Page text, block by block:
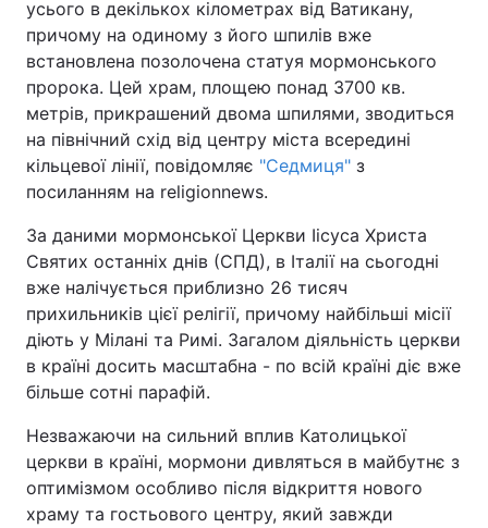
Київ Львів
Дніпро Харків
Одеса
Спорт Наука
Техно і зв'язок Лайт
Зброя Інциденти
Здоров'я
Цікавинки Погода
Відео з Youtube Статті
усього в декількох кілометрах від Ватикану,
причому на одиному з його шпилів вже
встановлена позолочена статуя мормонського
пророка. Цей храм, площею понад 3700 кв.
метрів, прикрашений двома шпилями, зводиться
на північний схід від центру міста всередині
кільцевої лінії, повідомляє "Седмиця" з
посиланням на religionnews.
За даними мормонської Церкви Іісуса Христа
Святих останніх днів (СПД), в Італії на сьогодні
вже налічується приблизно 26 тисяч
прихильників цієї релігії, причому найбільші місії
діють у Мілані та Римі. Загалом діяльність церкви
в країні досить масштабна - по всій країні діє вже
більше сотні парафій.
Незважаючи на сильний вплив Католицької
церкви в країні, мормони дивляться в майбутнє з
оптимізмом особливо після відкриття нового
храму та гостьового центру, який завжди